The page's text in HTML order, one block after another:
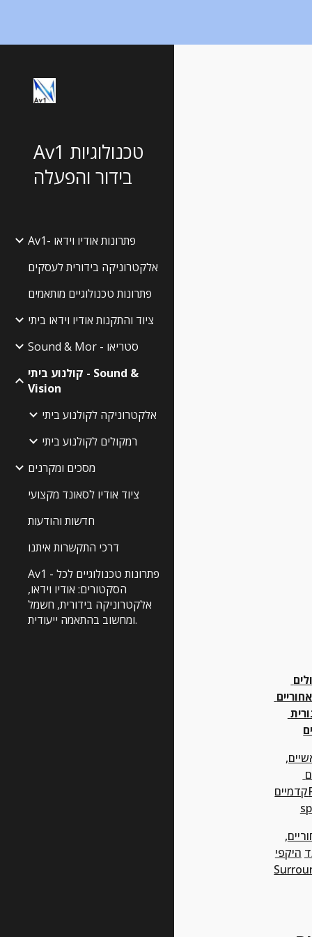
Av1 טכנולוגיות
בידור והפעלה
Av1- פתרונות אודיו וידאו
אלקטרוניקה בידורית לעסקים
פתרונות טכנולוגיים מותאמים
ציוד והתקנות אודיו וידאו ביתי
Sound & Mor - סטריאו
קולנוע ביתי - Sound &
Vision
אלקטרוניקה לקולנוע ביתי
רמקולים לקולנוע ביתי
מסכים ומקרנים
ציוד אודיו לסאונד מקצועי
חדשות והודעות
דרכי התקשרות איתנו
Av1 - פתרונות טכנולוגיים לכל
הסקטורים: אודיו וידאו,
אלקטרוניקה בידורית, חשמל
ומחשוב בהתאמה ייעודית.
,
קדמייםFront, Main
,
היקפי